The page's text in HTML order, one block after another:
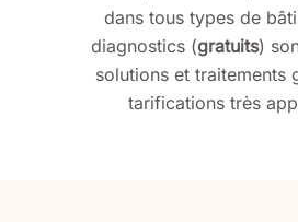
dans tous types de
diagnostics (gratuits)
solutions et traitements
tarifications très